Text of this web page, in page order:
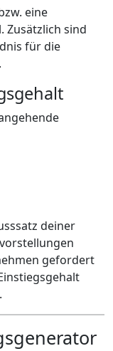
eine
Zusätzlich sind
für die
deiner
gefordert